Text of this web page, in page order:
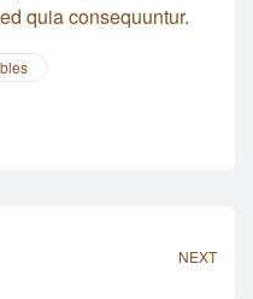
quia consequuntur.
NEXT